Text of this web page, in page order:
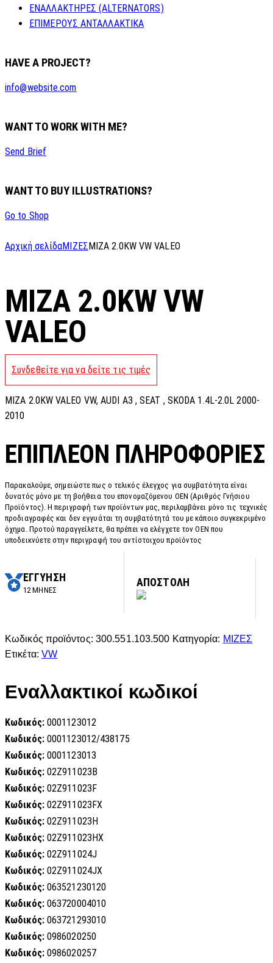
ΕΝΑΛΛΑΚΤΗΡΕΣ (ALTERNATORS)
ΕΠΙΜΕΡΟΥΣ ΑΝΤΑΛΛΑΚΤΙΚΑ
HAVE A PROJECT?
info@website.com
WANT TO WORK WITH ME?
Send Brief
WANT TO BUY ILLUSTRATIONS?
Go to Shop
Αρχική σελίδαΜΙΖΕΣ MIZA 2.0KW VW VALEO
MIZA 2.0KW VW
VALEO
Συνδεθείτε για να δείτε τις τιμές
MIZA 2.0KW VALEO VW, AUDI A3 , SEAT , SKODA 1.4L-2.0L 2000-
2010
ΕΠΙΠΛΈΟΝ ΠΛΗΡΟΦΟΡΊΕΣ
Παρακαλούμε, σημειώστε πως ο τελικός έλεγχος για συμβατότητα είναι
δυνατός μόνο με τη βοήθεια του επονομαζόμενου OEN (Αριθμός Γνήσιου
Προϊόντος). Η περιγραφή των προϊόντων μας, περιλαμβάνει μόνο τις τεχνικές
προδιαγραφές και δεν εγγυάται τη συμβατότητά του με κάποιο συγκεκριμένο
όχημα. Προτού παραγγείλετε, θα πρέπει να ελέγχετε τον OEN που
υποδεικνύετε στην περιγραφή του αντίστοιχου προϊόντος
ΕΓΓΥΗΣΗ
12 ΜΗΝΕΣ
ΑΠΟΣΤΟΛΗ
Κωδικός προϊόντος: 300.551.103.500 Κατηγορία: ΜΙΖΕΣ
Ετικέτα: VW
Εναλλακτικοί κωδικοί
Κωδικός: 0001123012
Κωδικός: 0001123012/438175
Κωδικός: 0001123013
Κωδικός: 02Z911023B
Κωδικός: 02Z911023F
Κωδικός: 02Z911023FX
Κωδικός: 02Z911023H
Κωδικός: 02Z911023HX
Κωδικός: 02Z911024J
Κωδικός: 02Z911024JX
Κωδικός: 063521230120
Κωδικός: 063720004010
Κωδικός: 063721293010
Κωδικός: 0986020250
Κωδικός: 0986020257